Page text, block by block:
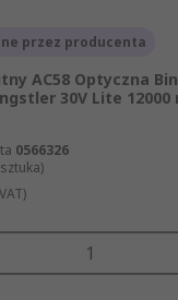
przez producenta
AC58 Optyczna
30V Lite 12000
0566326